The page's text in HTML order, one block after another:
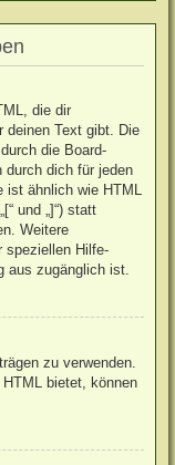
die dir
deinen Text gibt. Die
die Board-
durch dich für jeden
ist ähnlich wie HTML
und „]“) statt
Weitere
speziellen Hilfe-
aus zugänglich ist.
zu verwenden.
bietet, können